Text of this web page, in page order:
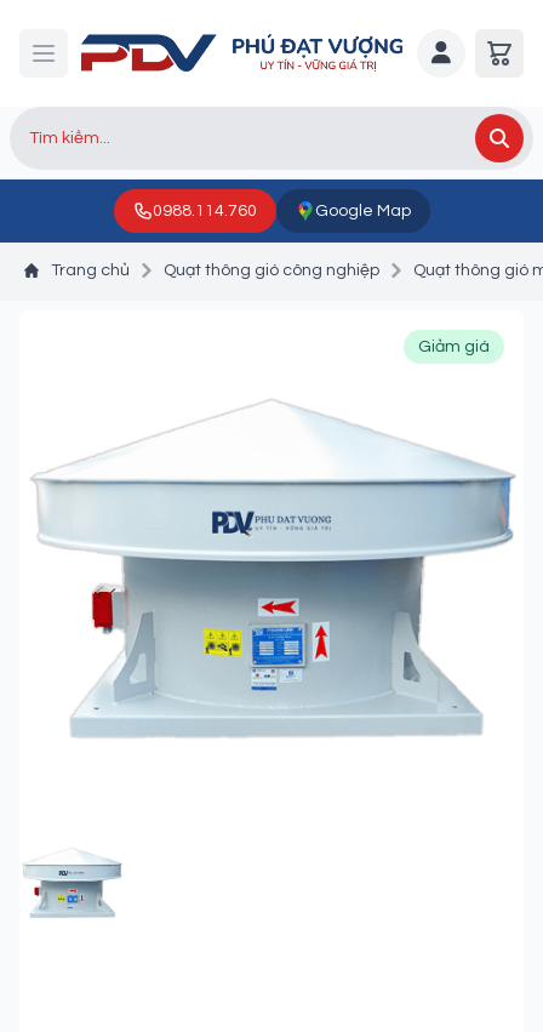
0988.114.760 Google Map
Trang chủ Quạt thông gió công nghiệp Quạt thông gió
FEATURED IMAGE
Giảm giá